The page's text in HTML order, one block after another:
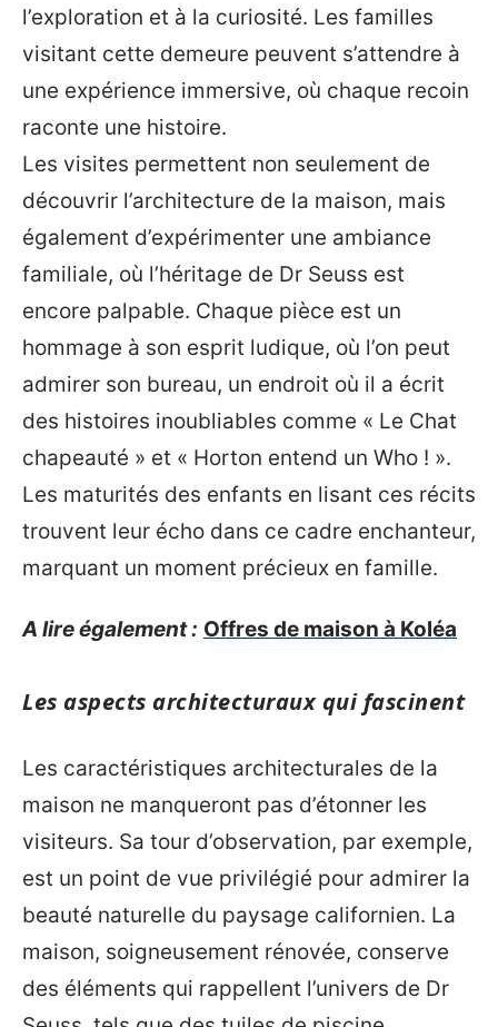
l’exploration et à la curiosité. Les familles
visitant cette demeure peuvent s’attendre à
une expérience immersive, où chaque recoin
raconte une histoire.
Les visites permettent non seulement de
découvrir l’architecture de la maison, mais
également d’expérimenter une ambiance
familiale, où l’héritage de Dr Seuss est
encore palpable. Chaque pièce est un
hommage à son esprit ludique, où l’on peut
admirer son bureau, un endroit où il a écrit
des histoires inoubliables comme « Le Chat
chapeauté » et « Horton entend un Who ! ».
Les maturités des enfants en lisant ces récits
trouvent leur écho dans ce cadre enchanteur,
marquant un moment précieux en famille.
A lire également : Offres de maison à Koléa
Les aspects architecturaux qui fascinent
Les caractéristiques architecturales de la
maison ne manqueront pas d’étonner les
visiteurs. Sa tour d’observation, par exemple,
est un point de vue privilégié pour admirer la
beauté naturelle du paysage californien. La
maison, soigneusement rénovée, conserve
des éléments qui rappellent l’univers de Dr